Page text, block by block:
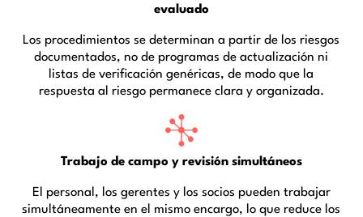
evaluado
Los procedimientos se determinan a partir de los riesgos
documentados, no de programas de actualización ni
listas de verificación genéricas, de modo que la
respuesta al riesgo permanece clara y organizada.
Trabajo de campo y revisión simultáneos
El personal, los gerentes y los socios pueden trabajar
simultáneamente en el mismo encargo, lo que reduce los